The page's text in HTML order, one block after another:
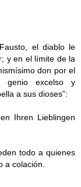
el diablo le
y en el límite de la
don por el
genio excelso y
a sus dioses”:
Ihren Lieblingen
todo a quienes
a colación.